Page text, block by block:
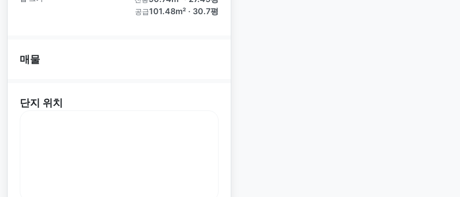
공급101.48m² · 30.7평
매물
단지 위치